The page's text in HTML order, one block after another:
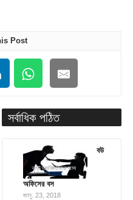
Post
সর্বাধিক পঠিত
বউ
অফিসের বস
জানু. 23, 2018